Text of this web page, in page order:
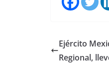
Ejército
Regional,